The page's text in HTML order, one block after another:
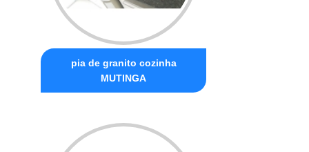
pia de granito cozinha
MUTINGA